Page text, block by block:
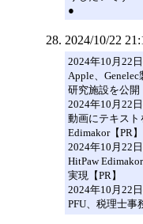
●
2024/10/22
2024年10月22
Apple、
研究施設を公開
2024年10月22
動画にテキスト
Edimakor【PR】
2024年10月22
HitPaw
実現【PR】
2024年10月22
PFU、税理士事